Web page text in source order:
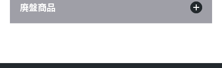
廃盤商品